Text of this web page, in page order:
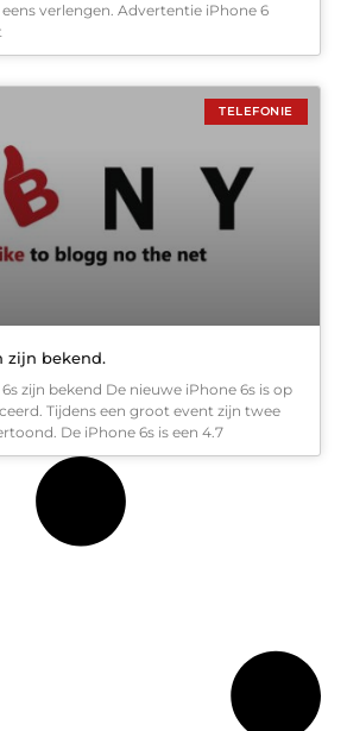
verlengen. Advertentie iPhone 6
TELEFONIE
zijn bekend.
zijn bekend De nieuwe iPhone 6s is op
Tijdens een groot event zijn twee
De iPhone 6s is een 4.7